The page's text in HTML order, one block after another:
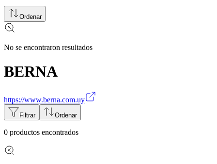
Ordenar
No se encontraron resultados
BERNA
https://www.berna.com.uy
Filtrar Ordenar
0 productos encontrados